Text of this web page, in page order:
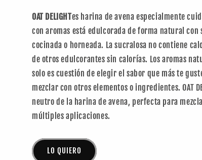
OAT DELIGHTes harina de avena especialmente
con aromas está edulcorada de forma natural
cocinada o horneada. La sucralosa no contiene
de otros edulcorantes sin calorías. Los aromas
solo es cuestión de elegir el sabor que más te
mezclar con otros elementos o ingredientes. OAT
neutro de la harina de avena, perfecta para
múltiples aplicaciones.
LO QUIERO